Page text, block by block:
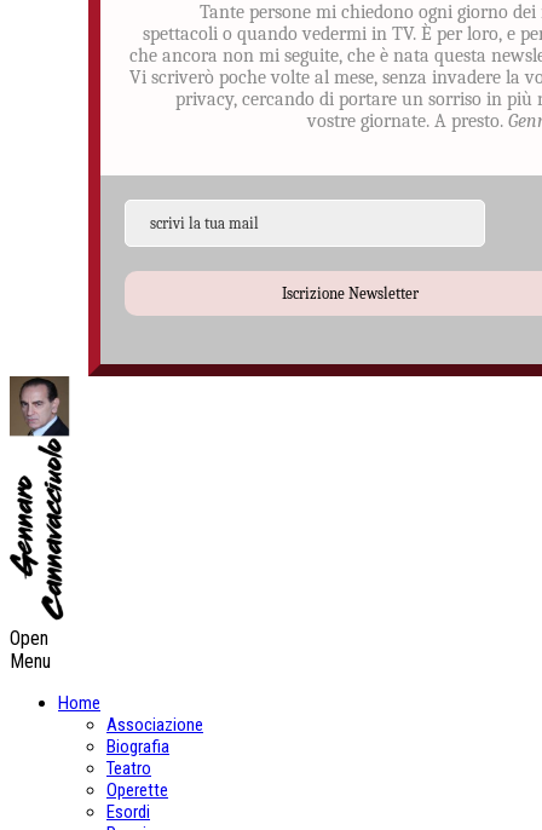
Tante persone mi chiedono ogni giorno dei
spettacoli o quando vedermi in TV. È per loro, e
che ancora non mi seguite, che è nata questa
Vi scriverò poche volte al mese, senza invadere la
privacy, cercando di portare un sorriso in più
vostre giornate. A presto.
Iscrizione Newsletter
Open
Menu
Home
Associazione
Biografia
Teatro
Operette
Esordi